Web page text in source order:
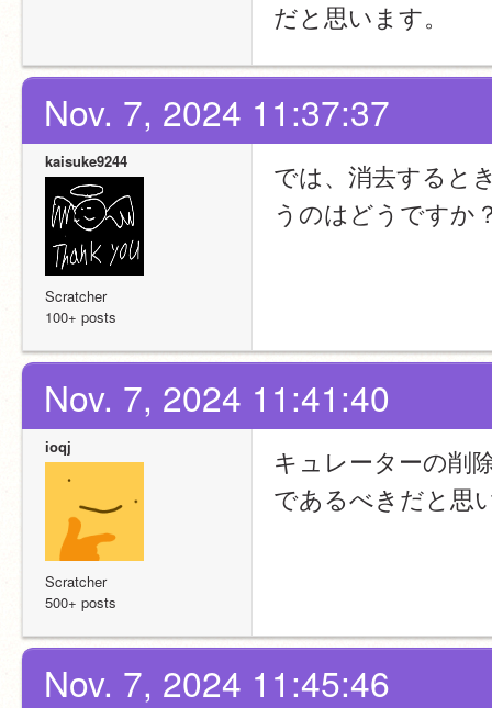
だと思います。
Nov. 7, 2024 11:37:37
kaisuke9244
Scratcher
100+ posts
では、消去すると
うのはどうですか
Nov. 7, 2024 11:41:40
ioqj
Scratcher
500+ posts
キュレーターの削
であるべきだと思
Nov. 7, 2024 11:45:46